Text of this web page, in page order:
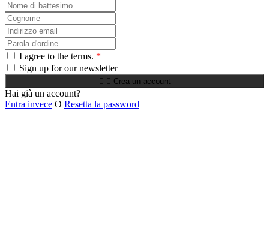
I agree to the terms. *
Sign up for our newsletter
  Crea un account
Hai già un account?
Entra invece O Resetta la password